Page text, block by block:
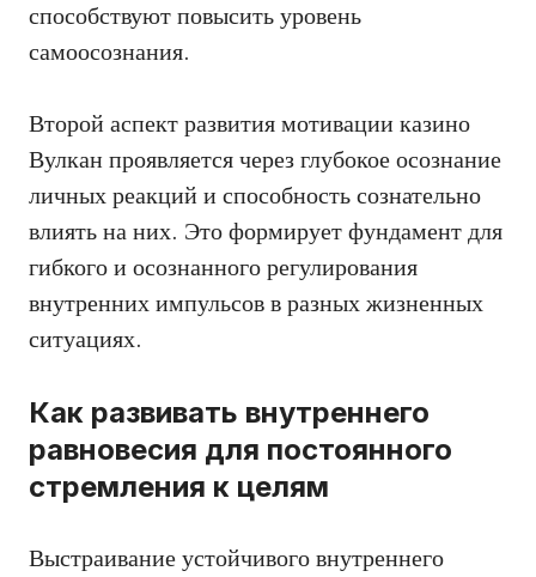
способствуют повысить уровень
самоосознания.
Второй аспект развития мотивации казино
Вулкан проявляется через глубокое осознание
личных реакций и способность сознательно
влиять на них. Это формирует фундамент для
гибкого и осознанного регулирования
внутренних импульсов в разных жизненных
ситуациях.
Как развивать внутреннего
равновесия для постоянного
стремления к целям
Выстраивание устойчивого внутреннего